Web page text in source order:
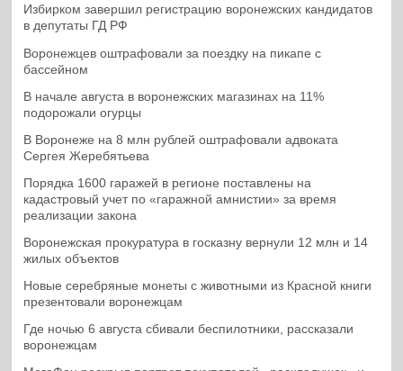
Избирком завершил регистрацию воронежских кандидатов
в депутаты ГД РФ
Воронежцев оштрафовали за поездку на пикапе с
бассейном
В начале августа в воронежских магазинах на 11%
подорожали огурцы
В Воронеже на 8 млн рублей оштрафовали адвоката
Сергея Жеребятьева
Порядка 1600 гаражей в регионе поставлены на
кадастровый учет по «гаражной амнистии» за время
реализации закона
Воронежская прокуратура в госказну вернули 12 млн и 14
жилых объектов
Новые серебряные монеты с животными из Красной книги
презентовали воронежцам
Где ночью 6 августа сбивали беспилотники, рассказали
воронежцам